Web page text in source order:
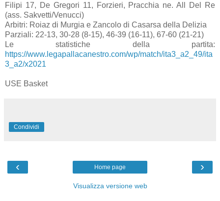
Filipi 17, De Gregori 11, Forzieri, Pracchia ne. All Del Re
(ass. Sakvetti/Venucci)
Arbitri: Roiaz di Murgia e Zancolo di Casarsa della Delizia
Parziali: 22-13, 30-28 (8-15), 46-39 (16-11), 67-60 (21-21)
Le statistiche della partita:
https://www.legapallacanestro.com/wp/match/ita3_a2_49/ita
3_a2/x2021
USE Basket
Condividi
‹ ›
Home page
Visualizza versione web